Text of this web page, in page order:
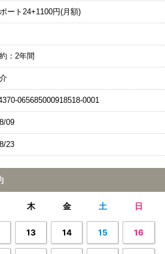
ート24+1100円(月額)
：2年間
065685000918518-0001
09
23
木 金 土 日
13 14 15 16